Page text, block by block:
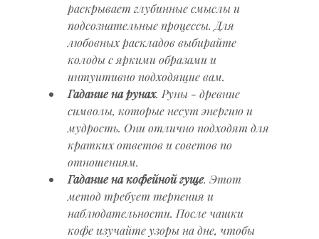
раскрывает глубинные смыслы и
подсознательные процессы. Для
любовных раскладов выбирайте
колоды с яркими образами и
интуитивно подходящие вам.
Гадание на рунах. Руны - древние
символы, которые несут энергию и
мудрость. Они отлично подходят для
кратких ответов и советов по
отношениям.
Гадание на кофейной гуще. Этот
метод требует терпения и
наблюдательности. После чашки
кофе изучайте узоры на дне, чтобы